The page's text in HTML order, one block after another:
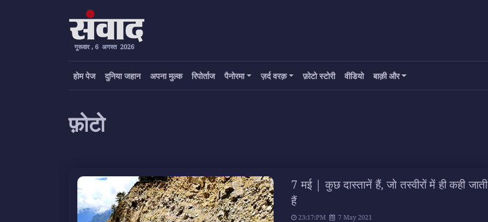
गुरूवार , 6 अगस्त 2026
होम पेज दुनिया जहान अपना मुल्क रिपोर्ताज पैनोरमा ज़र्द वरक़ फ़ोटो स्टोरी वीडियो बाक़ी और
फ़ोटो
7 मई | कुछ दास्तानें हैं, जो तस्वीरों में ही कही जाती
हैं
23:17:PM 7 May 2021